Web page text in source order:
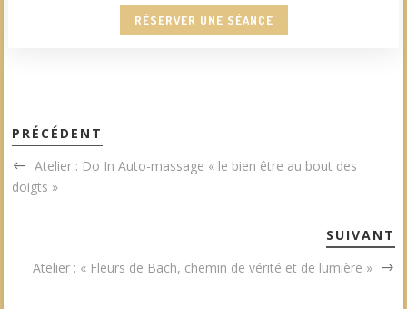
RÉSERVER UNE SÉANCE
PRÉCÉDENT
Atelier : Do In Auto-massage « le bien être au bout des
doigts »
SUIVANT
Atelier : « Fleurs de Bach, chemin de vérité et de lumière »